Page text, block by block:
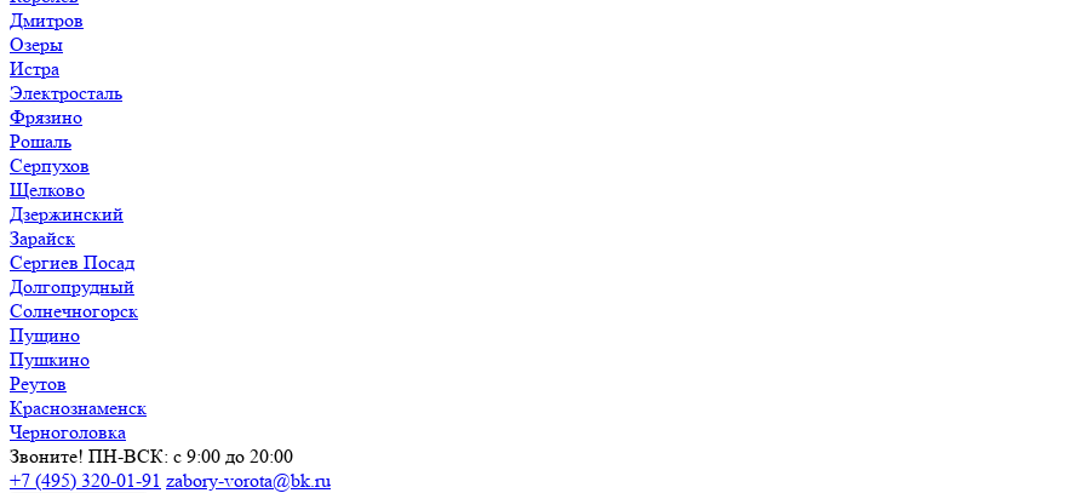
Дмитров
Озеры
Истра
Электросталь
Фрязино
Рошаль
Серпухов
Щелково
Дзержинский
Зарайск
Сергиев Посад
Долгопрудный
Солнечногорск
Пущино
Пушкино
Реутов
Краснознаменск
Черноголовка
Звоните! ПН-ВСК: с 9:00 до 20:00
+7 (495) 320-01-91 zabory-vorota@bk.ru